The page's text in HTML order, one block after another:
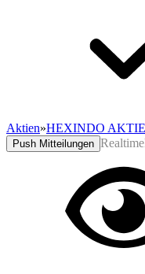
Aktien»HEXINDO AKTIE
Push Mitteilungen